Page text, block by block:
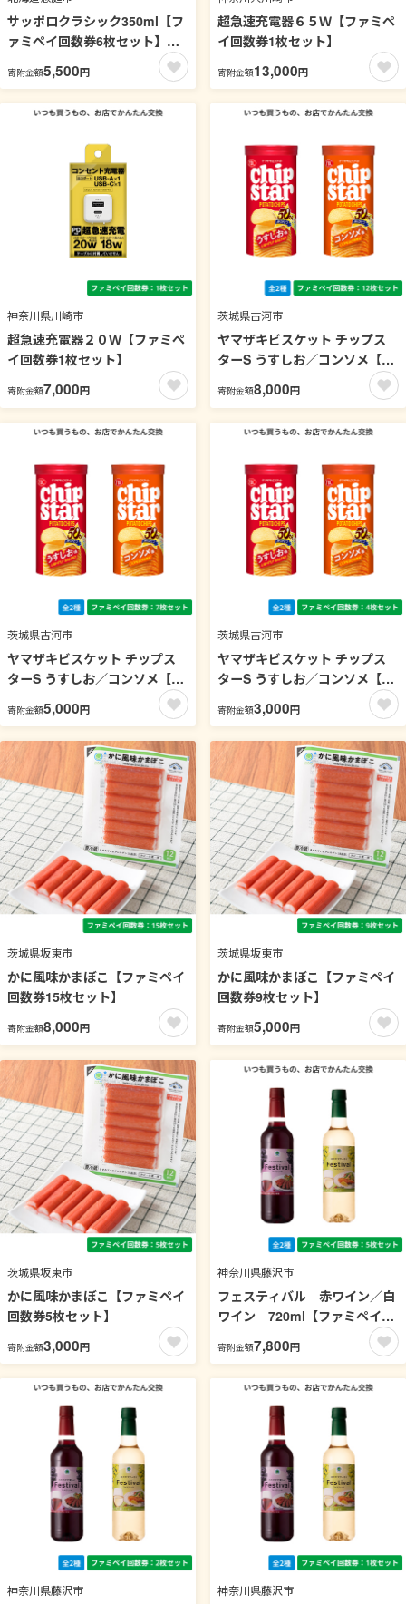
サッポロクラシック350ml【フ
ァミペイ回数券6枚セット】
寄附金額5,500円
超急速充電器６５Ｗ【ファミペ
イ回数券1枚セット】
寄附金額13,000円
神奈川県川崎市
超急速充電器２０Ｗ【ファミペ
イ回数券1枚セット】
寄附金額7,000円
茨城県古河市
ヤマザキビスケット チップス
ターS うすしお／コンソメ【フ
ァミペイ回数券12枚セット】
寄附金額8,000円
茨城県古河市
ヤマザキビスケット チップス
ターS うすしお／コンソメ【フ
ァミペイ回数券7枚セット】
寄附金額5,000円
茨城県古河市
ヤマザキビスケット チップス
ターS うすしお／コンソメ【フ
ァミペイ回数券4枚セット】
寄附金額3,000円
茨城県坂東市
かに風味かまぼこ【ファミペイ
回数券15枚セット】
寄附金額8,000円
茨城県坂東市
かに風味かまぼこ【ファミペイ
回数券9枚セット】
寄附金額5,000円
茨城県坂東市
かに風味かまぼこ【ファミペイ
回数券5枚セット】
寄附金額3,000円
神奈川県藤沢市
フェスティバル 赤ワイン／白
ワイン 720ml【ファミペイ回
寄附金額7,800円
神奈川県藤沢市 神奈川県藤沢市